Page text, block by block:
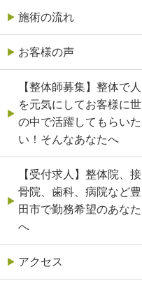
施術の流れ
お客様の声
【整体師募集】整体で人
を元気にしてお客様に世
の中で活躍してもらいた
い！そんなあなたへ
【受付求人】整体院、接
骨院、歯科、病院など豊
田市で勤務希望のあなた
へ
アクセス